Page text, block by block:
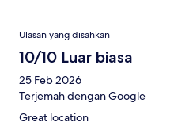
Ulasan
Ulasan yang disahkan
10/10 Luar biasa
25 Feb 2026
Terjemah dengan Google
Great location